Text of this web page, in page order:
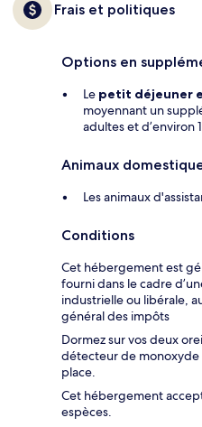
Frais et politiques
Options en
Le petit déjeuner
moyennant un
adultes et d’environ
Animaux
Les animaux
Conditions
Cet hébergement est
fourni dans le cadre
industrielle ou libérale,
général des impôts
Dormez sur vos deux
détecteur de
place.
Cet hébergement
espèces.